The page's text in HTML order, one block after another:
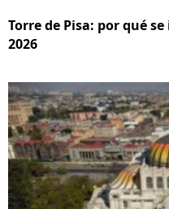
Torre de Pisa: por qué
2026